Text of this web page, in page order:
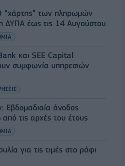
“χάρτης” των πληρωμών
ΔΥΠΑ έως τις 14 Αυγούστου
και SEE Capital
συμφωνία υπηρεσιών
Εβδομαδιαία άνοδος
τις αρχές του έτους
για τις τιμές στο ράφι